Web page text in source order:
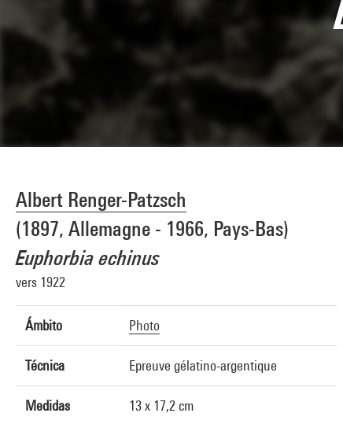
Albert Renger-Patzsch
(1897, Allemagne - 1966, Pays-Bas)
Euphorbia echinus
vers 1922
Ámbito Photo
Técnica Epreuve gélatino-argentique
Medidas 13 x 17,2 cm